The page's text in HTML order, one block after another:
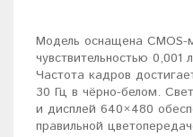
Модель оснащена CMOS-
чувствительностью
Частота кадров
30 Гц в чёрно-белом.
и дисплей 640×480
правильной